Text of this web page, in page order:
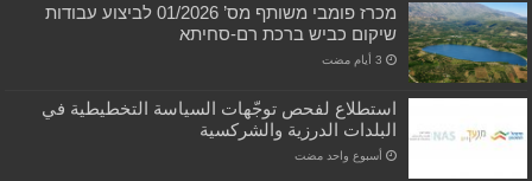
מכרז פומבי משותף מס’ 01/2026 לביצוע עבודות
שיקום כביש ברכת רם-סחיתא
استطلاع لفحص توجّهات السياسة التخطيطية في
البلدات الدرزية والشركسية
‏أسبوع واحد مضت